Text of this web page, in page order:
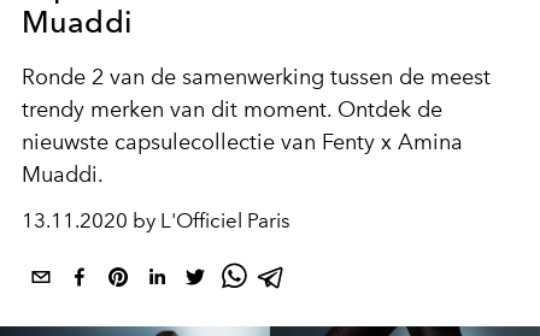
Muaddi
Ronde 2 van de samenwerking tussen de meest
trendy merken van dit moment. Ontdek de
nieuwste capsulecollectie van Fenty x Amina
Muaddi.
13.11.2020 by L'Officiel Paris